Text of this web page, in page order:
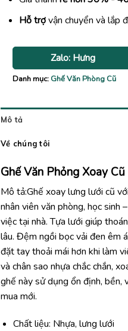
Hỗ trợvận chuyển và lắp
Zalo: Hưng
Danh mục: Ghế Văn Phòng Cũ
Mô tả
Về chúng tôi
Ghế Văn Phỏng Xoay
Mô tả:Ghế xoay lưng lưới cũ
nhân viên văn phòng, học sinh
việc tại nhà. Tựa lưới giúp
lâu. Đệm ngồi bọc vải đen êm
đặt tay thoải mái hơn khi làm
và chân sao nhựa chắc chắn,
ghế này sử dụng ổn định,
mua mới.
Chất liệu: Nhựa, lưng lưới